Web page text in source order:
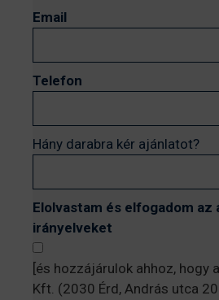
Email
Telefon
Hány darabra kér ajánlatot?
Elolvastam és elfogadom az
irányelveket
[és hozzájárulok ahhoz, hogy
Kft. (2030 Érd, András utca